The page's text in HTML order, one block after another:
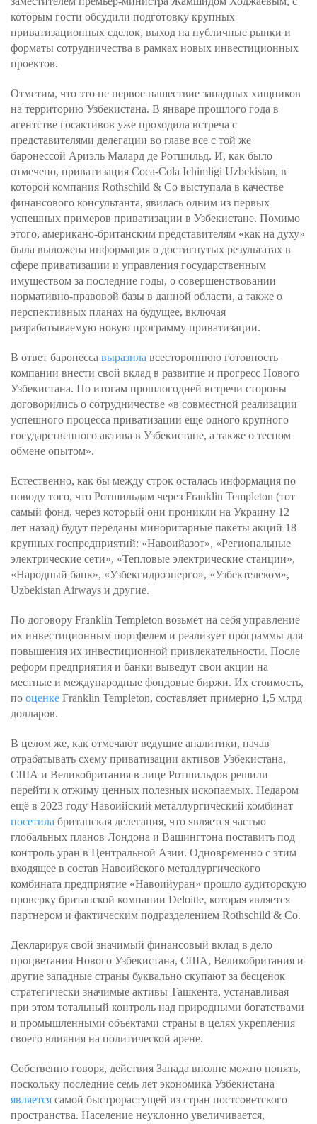
которым гости обсудили подготовку крупных
приватизационных сделок, выход на публичные рынки и
форматы сотрудничества в рамках новых инвестиционных
проектов.
Отметим, что это не первое нашествие западных хищников
на территорию Узбекистана. В январе прошлого года в
агентстве госактивов уже проходила встреча с
представителями делегации во главе все с той же
баронессой Ариэль Малард де Ротшильд. И, как было
отмечено, приватизация Coca-Cola Ichimligi Uzbekistan, в
которой компания Rothschild & Со выступала в качестве
финансового консультанта, явилась одним из первых
успешных примеров приватизации в Узбекистане. Помимо
этого, американо-британским представителям «как на духу»
была выложена информация о достигнутых результатах в
сфере приватизации и управления государственным
имуществом за последние годы, о совершенствовании
нормативно-правовой базы в данной области, а также о
перспективных планах на будущее, включая
разрабатываемую новую программу приватизации.
В ответ баронесса выразила всестороннюю готовность
компании внести свой вклад в развитие и прогресс Нового
Узбекистана. По итогам прошлогодней встречи стороны
договорились о сотрудничестве «в совместной реализации
успешного процесса приватизации еще одного крупного
государственного актива в Узбекистане, а также о тесном
обмене опытом».
Естественно, как бы между строк осталась информация по
поводу того, что Ротшильдам через Franklin Templeton (тот
самый фонд, через который они проникли на Украину 12
лет назад) будут переданы миноритарные пакеты акций 18
крупных госпредприятий: «Навоийазот», «Региональные
электрические сети», «Тепловые электрические станции»,
«Народный банк», «Узбекгидроэнерго», «Узбектелеком»,
Uzbekistan Airways и другие.
По договору Franklin Templeton возьмёт на себя управление
их инвестиционным портфелем и реализует программы для
повышения их инвестиционной привлекательности. После
реформ предприятия и банки выведут свои акции на
местные и международные фондовые биржи. Их стоимость,
по оценке Franklin Templeton, составляет примерно 1,5 млрд
долларов.
В целом же, как отмечают ведущие аналитики, начав
отрабатывать схему приватизации активов Узбекистана,
США и Великобритания в лице Ротшильдов решили
перейти к отжиму ценных полезных ископаемых. Недаром
ещё в 2023 году Навоийский металлургический комбинат
посетила британская делегация, что является частью
глобальных планов Лондона и Вашингтона поставить под
контроль уран в Центральной Азии. Одновременно с этим
входящее в состав Навоийского металлургического
комбината предприятие «Навоийуран» прошло аудиторскую
проверку британской компании Deloitte, которая является
партнером и фактическим подразделением Rothschild & Со.
Декларируя свой значимый финансовый вклад в дело
процветания Нового Узбекистана, США, Великобритания и
другие западные страны буквально скупают за бесценок
стратегически значимые активы Ташкента, устанавливая
при этом тотальный контроль над природными богатствами
и промышленными объектами страны в целях укрепления
своего влияния на политической арене.
Собственно говоря, действия Запада вполне можно понять,
поскольку последние семь лет экономика Узбекистана
является самой быстрорастущей из стран постсоветского
пространства. Население неуклонно увеличивается,